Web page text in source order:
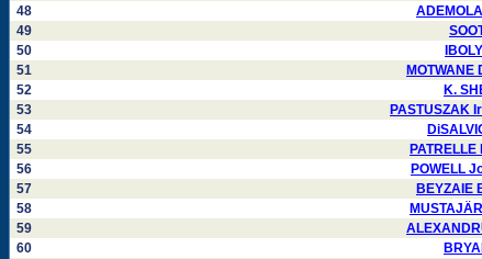
48
49
50
51
52
K.
53
PASTUSZAK
54
55
56
POWELL
57
BEYZAIE
58
59
60